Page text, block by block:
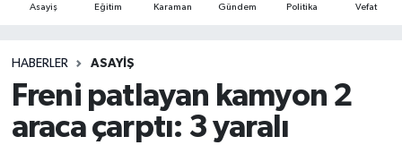
Asayiş Eğitim Karaman Gündem Politika Vefat
HABERLER ASAYIŞ
Freni patlayan kamyon 2
araca çarptı: 3 yaralı
Ulusal Haberler
Vefat Edenler